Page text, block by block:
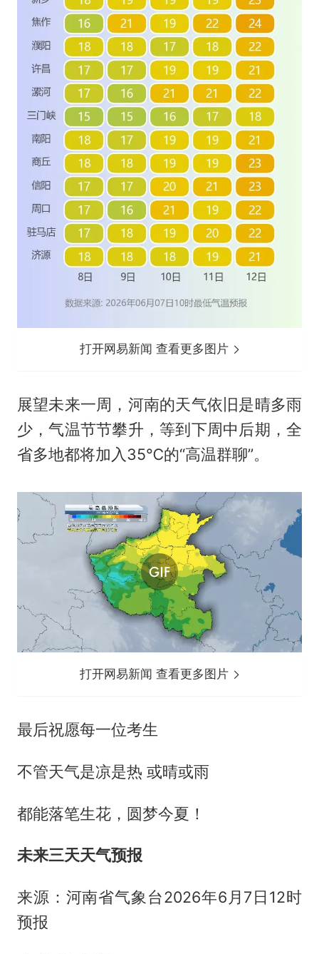
打开网易新闻 查看更多图片
展望未来一周，河南的天气依旧是晴多雨
少，气温节节攀升，等到下周中后期，全
省多地都将加入35℃的“高温群聊”。
打开网易新闻 查看更多图片
最后祝愿每一位考生
不管天气是凉是热 或晴或雨
都能落笔生花，圆梦今夏！
未来三天天气预报
来源：河南省气象台2026年6月7日12时
预报